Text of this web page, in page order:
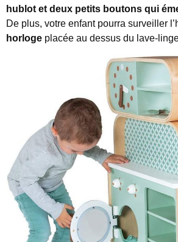
hublot et deux petits boutons qui
De plus, votre enfant pourra surveiller
horloge placée au dessus du lave-